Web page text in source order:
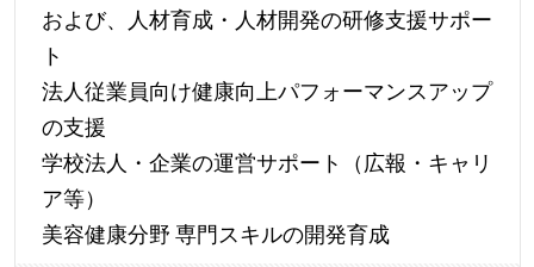
および、人材育成・人材開発の研修支援サポー
ト
法人従業員向け健康向上パフォーマンスアップ
の支援
学校法人・企業の運営サポート（広報・キャリ
ア等）
美容健康分野 専門スキルの開発育成